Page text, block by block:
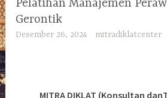
Pelatihan Manajemen
Gerontik
Desember 26, 2024 mitradiklatcenter
MITRA DIKLAT (Konsultan